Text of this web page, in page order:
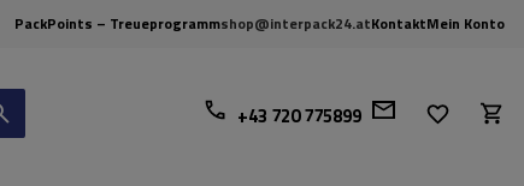
PackPoints – Treueprogrammshop@interpack24.atKontaktMein Konto
+43 720 775899